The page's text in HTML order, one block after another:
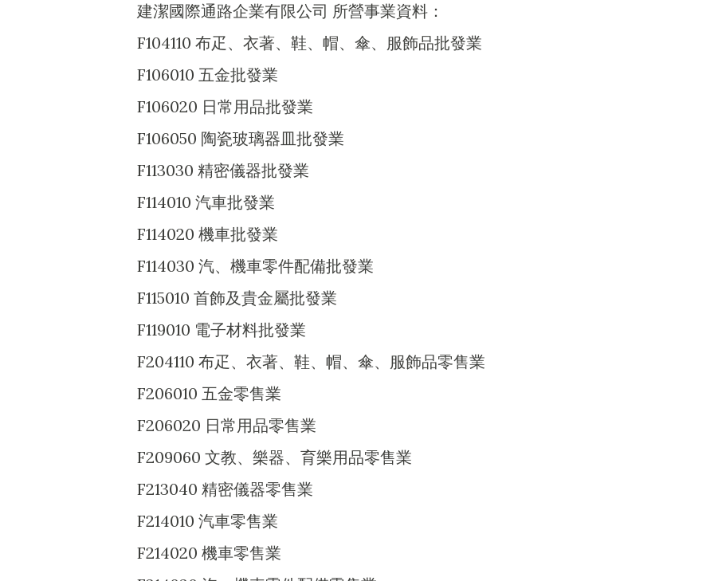
建潔國際通路企業有限公司 所營事業資料：
F104110 布疋、衣著、鞋、帽、傘、服飾品批發業
F106010 五金批發業
F106020 日常用品批發業
F106050 陶瓷玻璃器皿批發業
F113030 精密儀器批發業
F114010 汽車批發業
F114020 機車批發業
F114030 汽、機車零件配備批發業
F115010 首飾及貴金屬批發業
F119010 電子材料批發業
F204110 布疋、衣著、鞋、帽、傘、服飾品零售業
F206010 五金零售業
F206020 日常用品零售業
F209060 文教、樂器、育樂用品零售業
F213040 精密儀器零售業
F214010 汽車零售業
F214020 機車零售業